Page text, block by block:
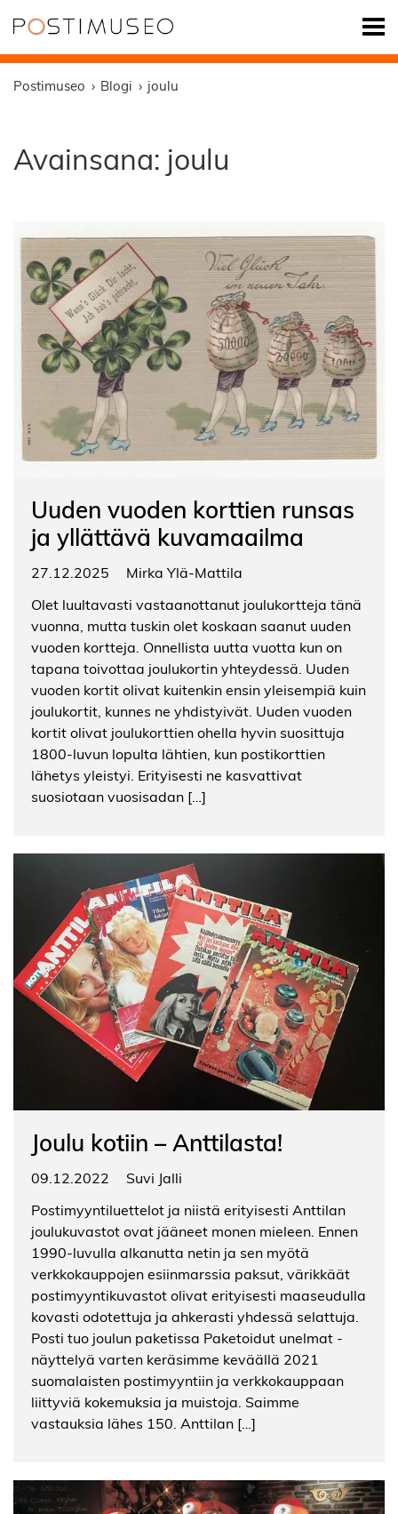
Postimuseo Blogi joulu
Avainsana: joulu
Uuden vuoden korttien runsas
ja yllättävä kuvamaailma
27.12.2025
Mirka Ylä-Mattila
Olet luultavasti vastaanottanut joulukortteja tänä
vuonna, mutta tuskin olet koskaan saanut uuden
vuoden kortteja. Onnellista uutta vuotta kun on
tapana toivottaa joulukortin yhteydessä. Uuden
vuoden kortit olivat kuitenkin ensin yleisempiä kuin
joulukortit, kunnes ne yhdistyivät. Uuden vuoden
kortit olivat joulukorttien ohella hyvin suosittuja
1800-luvun lopulta lähtien, kun postikorttien
lähetys yleistyi. Erityisesti ne kasvattivat
suosiotaan vuosisadan […]
Joulu kotiin – Anttilasta!
09.12.2022
Suvi Jalli
Postimyyntiluettelot ja niistä erityisesti Anttilan
joulukuvastot ovat jääneet monen mieleen. Ennen
1990-luvulla alkanutta netin ja sen myötä
verkkokauppojen esiinmarssia paksut, värikkäät
postimyyntikuvastot olivat erityisesti maaseudulla
kovasti odotettuja ja ahkerasti yhdessä selattuja.
Posti tuo joulun paketissa Paketoidut unelmat -
näyttelyä varten keräsimme keväällä 2021
suomalaisten postimyyntiin ja verkkokauppaan
liittyviä kokemuksia ja muistoja. Saimme
vastauksia lähes 150. Anttilan […]